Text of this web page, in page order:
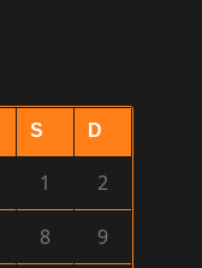
S D
1 2
8 9